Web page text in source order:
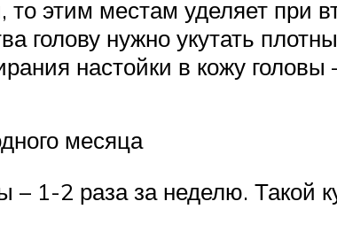
этим местам уделяет при
голову нужно укутать
настойки в кожу
месяца
– 1-2 раза за неделю. Такой